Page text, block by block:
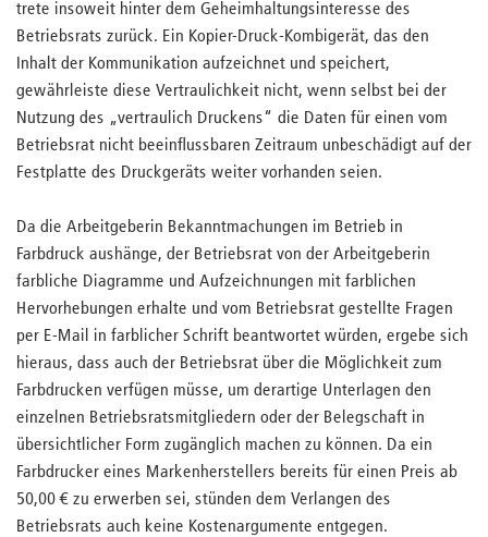
trete insoweit hinter dem Geheimhaltungsinteresse des
Betriebsrats zurück. Ein Kopier-Druck-Kombigerät, das den
Inhalt der Kommunikation aufzeichnet und speichert,
gewährleiste diese Vertraulichkeit nicht, wenn selbst bei der
Nutzung des „vertraulich Druckens“ die Daten für einen vom
Betriebsrat nicht beeinflussbaren Zeitraum unbeschädigt auf der
Festplatte des Druckgeräts weiter vorhanden seien.
Da die Arbeitgeberin Bekanntmachungen im Betrieb in
Farbdruck aushänge, der Betriebsrat von der Arbeitgeberin
farbliche Diagramme und Aufzeichnungen mit farblichen
Hervorhebungen erhalte und vom Betriebsrat gestellte Fragen
per E-Mail in farblicher Schrift beantwortet würden, ergebe sich
hieraus, dass auch der Betriebsrat über die Möglichkeit zum
Farbdrucken verfügen müsse, um derartige Unterlagen den
einzelnen Betriebsratsmitgliedern oder der Belegschaft in
übersichtlicher Form zugänglich machen zu können. Da ein
Farbdrucker eines Markenherstellers bereits für einen Preis ab
50,00 € zu erwerben sei, stünden dem Verlangen des
Betriebsrats auch keine Kostenargumente entgegen.